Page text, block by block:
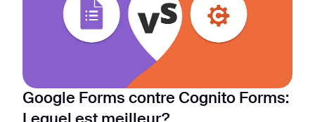
Google Forms contre Cognito Forms: